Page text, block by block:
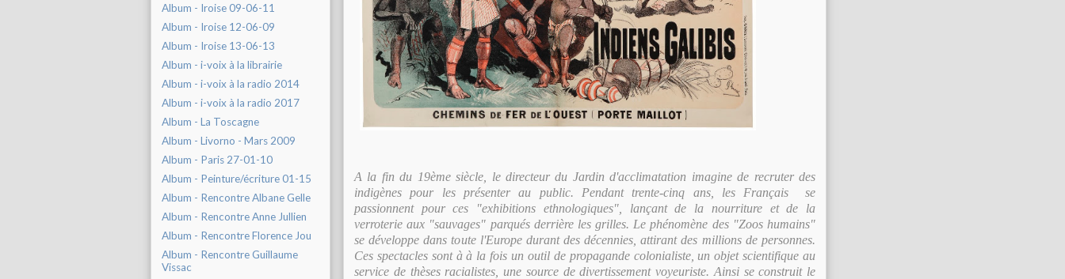
Album - Iroise 09-06-11
Album - Iroise 12-06-09
Album - Iroise 13-06-13
Album - i-voix à la librairie
Album - i-voix à la radio 2014
Album - i-voix à la radio 2017
Album - La Toscagne
Album - Livorno - Mars 2009
Album - Paris 27-01-10
Album - Peinture/écriture 01-15
Album - Rencontre Albane Gelle
Album - Rencontre Anne Jullien
Album - Rencontre Florence Jou
Album - Rencontre Guillaume
Vissac
A la fin du 19ème siècle, le directeur du Jardin d'acclimatation imagine de recruter des
indigènes pour les présenter au public. Pendant trente-cinq ans, les Français se
passionnent pour ces "exhibitions ethnologiques", lançant de la nourriture et de la
verroterie aux "sauvages" parqués derrière les grilles. Le phénomène des "Zoos humains"
se développe dans toute l'Europe durant des décennies, attirant des millions de personnes.
Ces spectacles sont à à la fois un outil de propagande colonialiste, un objet scientifique au
service de thèses racialistes, une source de divertissement voyeuriste. Ainsi se construit le